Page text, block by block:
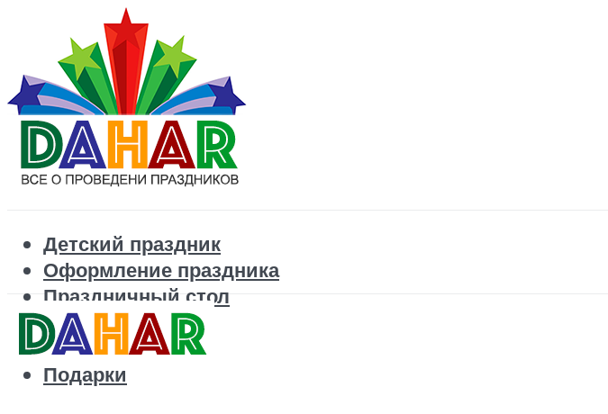
Детский праздник
Оформление праздника
Праздничный стол
Корпоратив
Поздравления
Подарки